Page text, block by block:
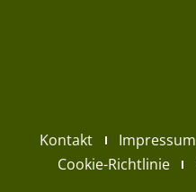
Kontakt Impressum
Cookie-Richtlinie